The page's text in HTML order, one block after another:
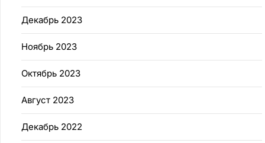
Декабрь 2023
Ноябрь 2023
Октябрь 2023
Август 2023
Декабрь 2022